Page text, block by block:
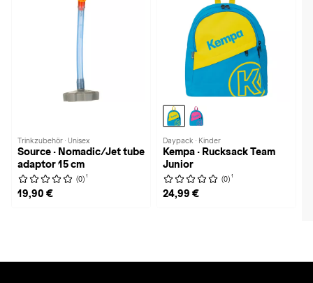
Trinkzubehör · Unisex
Source · Nomadic/Jet tube
adaptor 15 cm
(0) 1
19,90 €
Daypack · Kinder
Kempa · Rucksack Team
Junior
(0) 1
24,99 €